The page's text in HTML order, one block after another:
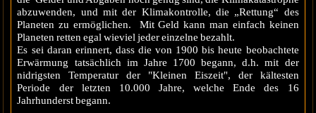
abzuwenden, und mit der Klimakontrolle, die „Rettung“ des
Planeten zu ermöglichen. Mit Geld kann man einfach keinen
Planeten retten egal wieviel jeder einzelne bezahlt.
Es sei daran erinnert, dass die von 1900 bis heute beobachtete
Erwärmung tatsächlich im Jahre 1700 begann, d.h. mit der
nidrigsten Temperatur der "Kleinen Eiszeit", der kältesten
Periode der letzten 10.000 Jahre, welche Ende des 16
Jahrhunderst begann.